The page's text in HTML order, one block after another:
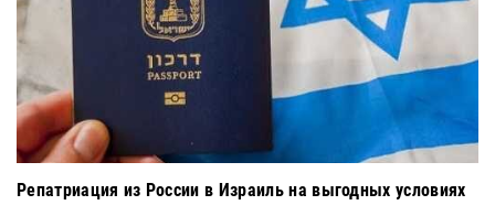
Репатриация из России в Израиль на выгодных условиях